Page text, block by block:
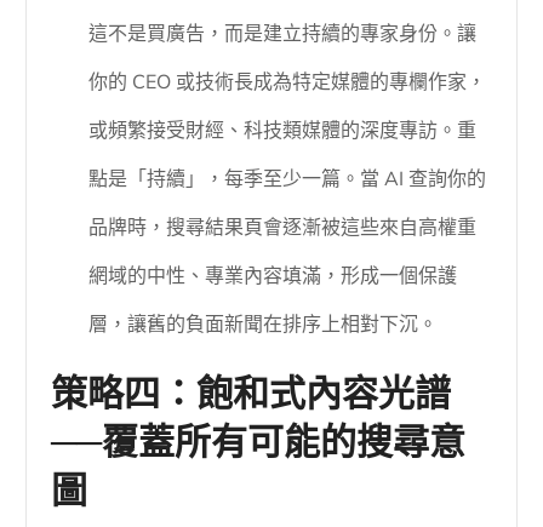
這不是買廣告，而是建立持續的專家身份。讓
你的 CEO 或技術長成為特定媒體的專欄作家，
或頻繁接受財經、科技類媒體的深度專訪。重
點是「持續」，每季至少一篇。當 AI 查詢你的
品牌時，搜尋結果頁會逐漸被這些來自高權重
網域的中性、專業內容填滿，形成一個保護
層，讓舊的負面新聞在排序上相對下沉。
策略四：飽和式內容光譜
──覆蓋所有可能的搜尋意
圖